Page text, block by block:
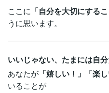
ここに 「自分を大切にする
うに思います。
いいじゃない、たまには自
あなたが 「嬉しい！」「楽
いることが